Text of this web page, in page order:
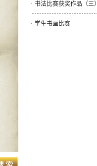
· 书法比赛获奖作品（三）
· 学生书画比赛